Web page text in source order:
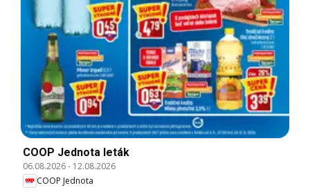
COOP Jednota leták
06.08.2026- 12.08.2026
COOP Jednota